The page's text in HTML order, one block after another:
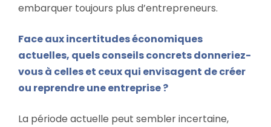
embarquer toujours plus d’entrepreneurs.
Face aux incertitudes économiques
actuelles, quels conseils concrets donneriez-
vous à celles et ceux qui envisagent de créer
ou reprendre une entreprise ?
La période actuelle peut sembler incertaine,